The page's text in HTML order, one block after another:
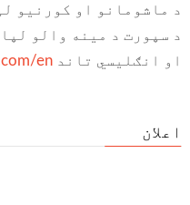
د ماشومانو او کورنیو
د سپورت د مینه والو
او انګلیسي تاندen
اعلان